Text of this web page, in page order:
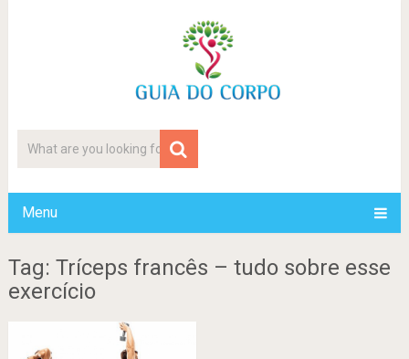
Menu
Tag: Tríceps francês – tudo sobre esse
exercício